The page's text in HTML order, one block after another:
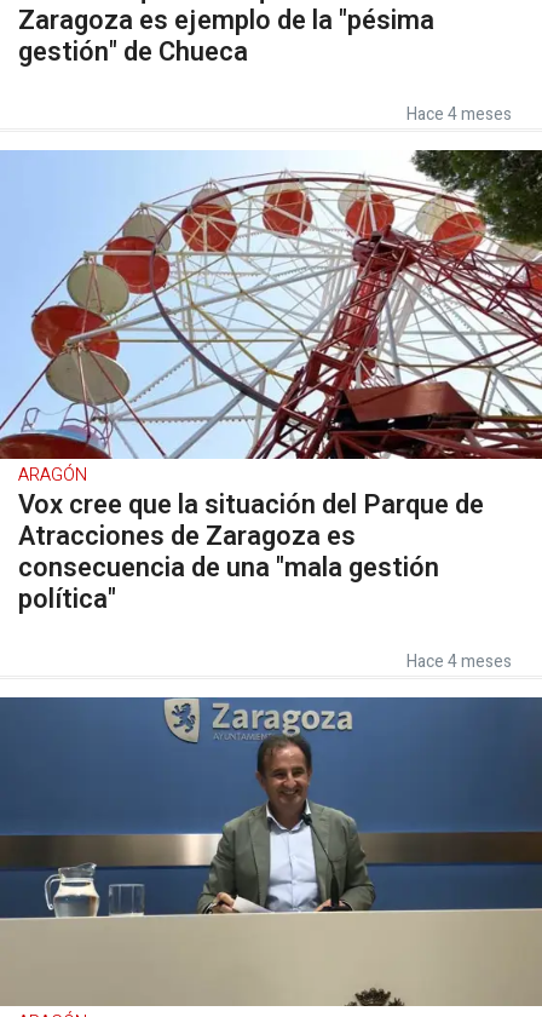
Zaragoza es ejemplo de la "pésima
gestión" de Chueca
Hace 4 meses
ARAGÓN
Vox cree que la situación del Parque de
Atracciones de Zaragoza es
consecuencia de una "mala gestión
política"
Hace 4 meses